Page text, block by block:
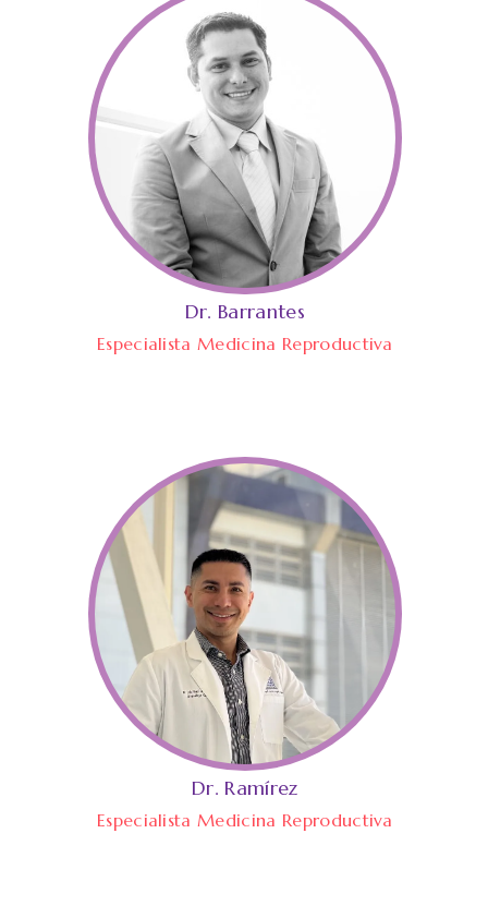
Dr. Barrantes
Especialista Medicina Reproductiva
Dr. Ramírez
Especialista Medicina Reproductiva